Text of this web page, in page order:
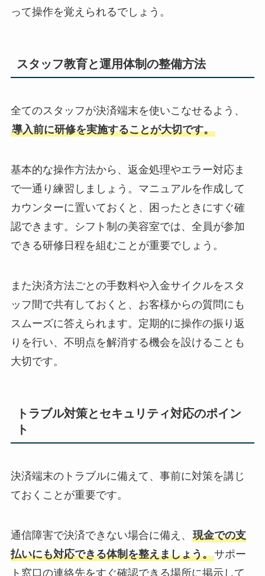
って操作を覚えられるでしょう。
スタッフ教育と運用体制の整備方法
全てのスタッフが決済端末を使いこなせるよう、
導入前に研修を実施することが大切です。
基本的な操作方法から、返金処理やエラー対応ま
で一通り練習しましょう。マニュアルを作成して
カウンターに置いておくと、困ったときにすぐ確
認できます。シフト制の美容室では、全員が参加
できる研修日程を組むことが重要でしょう。
また決済方法ごとの手数料や入金サイクルをスタ
ッフ間で共有しておくと、お客様からの質問にも
スムーズに答えられます。定期的に操作の振り返
りを行い、不明点を解消する機会を設けることも
大切です。
トラブル対策とセキュリティ対応のポイン
ト
決済端末のトラブルに備えて、事前に対策を講じ
ておくことが重要です。
通信障害で決済できない場合に備え、 現金での支
払いにも対応できる体制を整えましょう。サポー
ト窓口の連絡先をすぐ確認できる場所に掲示して